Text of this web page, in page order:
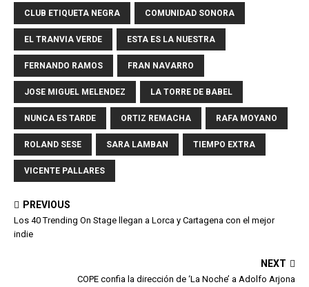
CLUB ETIQUETA NEGRA COMUNIDAD SONORA
EL TRANVIA VERDE ESTA ES LA NUESTRA
FERNANDO RAMOS FRAN NAVARRO
JOSE MIGUEL MELENDEZ LA TORRE DE BABEL
NUNCA ES TARDE ORTIZ REMACHA RAFA MOYANO
ROLAND SESE SARA LAMBAN TIEMPO EXTRA
VICENTE PALLARES
PREVIOUS
Los 40 Trending On Stage llegan a Lorca y Cartagena con el mejor
indie
NEXT
COPE confia la dirección de ‘La Noche’ a Adolfo Arjona